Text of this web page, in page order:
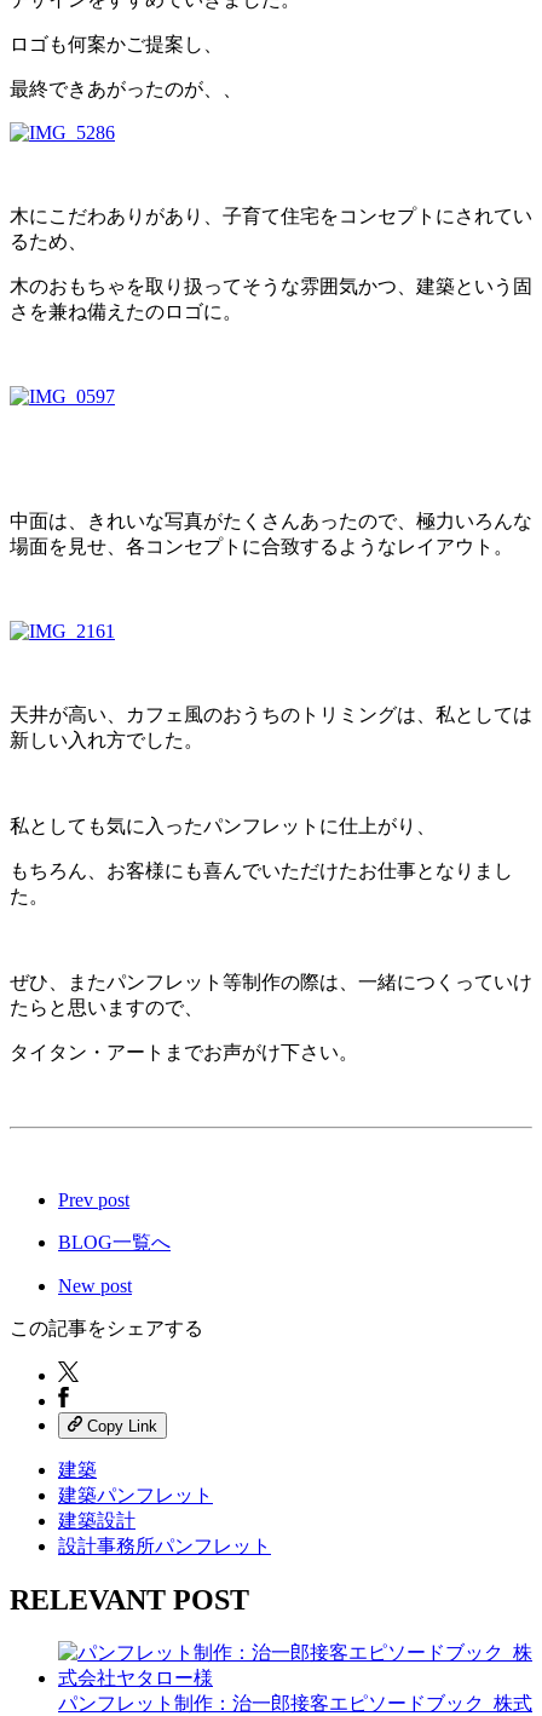
ロゴも何案かご提案し、
最終できあがったのが、、
木にこだわありがあり、子育て住宅をコンセプトにされてい
るため、
木のおもちゃを取り扱ってそうな雰囲気かつ、建築という固
さを兼ね備えたのロゴに。
中面は、きれいな写真がたくさんあったので、極力いろんな
場面を見せ、各コンセプトに合致するようなレイアウト。
天井が高い、カフェ風のおうちのトリミングは、私としては
新しい入れ方でした。
私としても気に入ったパンフレットに仕上がり、
もちろん、お客様にも喜んでいただけたお仕事となりまし
た。
ぜひ、またパンフレット等制作の際は、一緒につくっていけ
たらと思いますので、
タイタン・アートまでお声がけ下さい。
Prev post
BLOG一覧へ
New post
この記事をシェアする
Copy Link
建築
建築パンフレット
建築設計
設計事務所パンフレット
RELEVANT POST
パンフレット制作：治一郎接客エピソードブック_株式